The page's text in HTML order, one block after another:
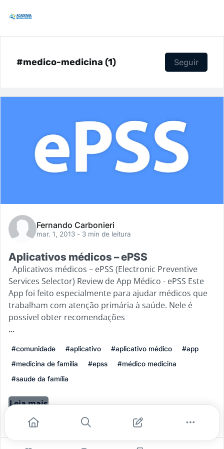
#medico-medicina (1) Seguir
Fernando Carbonieri
mar. 1, 2013 - 3 min de leitura
Aplicativos médicos – ePSS
Aplicativos médicos – ePSS (Electronic Preventive
Services Selector) Review de App Médico - ePSS Este
App foi feito especialmente para ajudar médicos que
trabalham com atenção primária à saúde. Nele é
possível obter recomendações
...
#comunidade #aplicativo #aplicativo médico
#app
#medicina de familia
#epss
#médico medicina
#saude da família
Leia mais